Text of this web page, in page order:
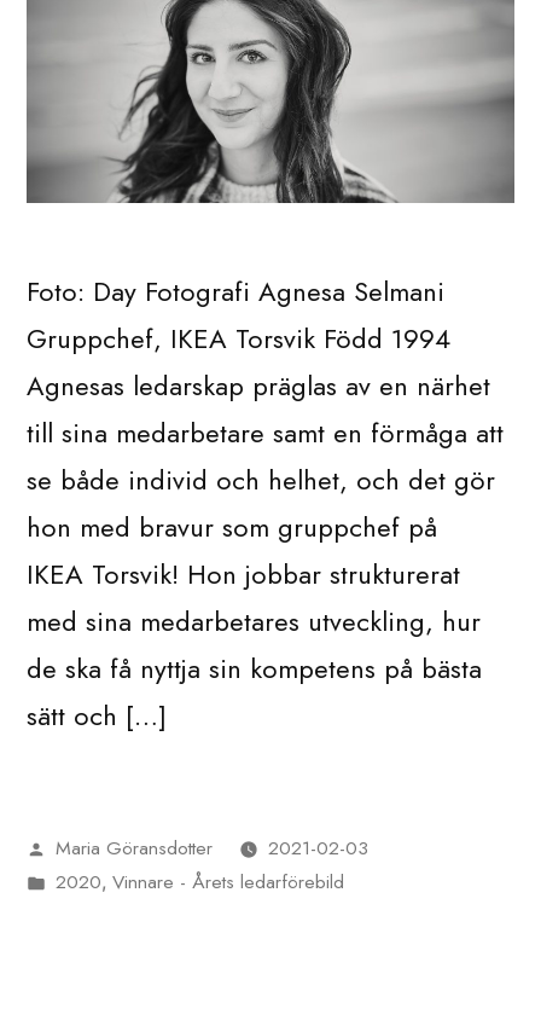
Foto: Day Fotografi Agnesa Selmani
Gruppchef, IKEA Torsvik Född 1994
Agnesas ledarskap präglas av en närhet
till sina medarbetare samt en förmåga att
se både individ och helhet, och det gör
hon med bravur som gruppchef på
IKEA Torsvik! Hon jobbar strukturerat
med sina medarbetares utveckling, hur
de ska få nyttja sin kompetens på bästa
sätt och […]
Publicerat
av
Maria Göransdotter 2021-02-03
Publicerat
2020, Vinnare - Årets ledarförebild